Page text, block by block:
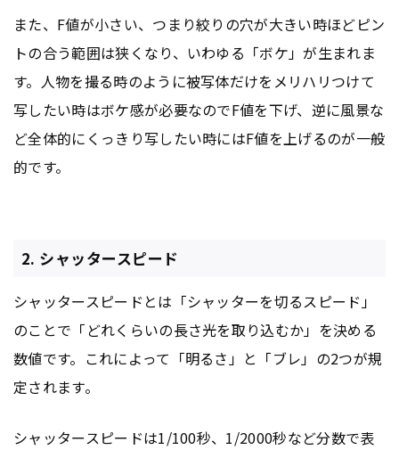
また、F値が小さい、つまり絞りの穴が大きい時ほどピン
トの合う範囲は狭くなり、いわゆる「ボケ」が生まれま
す。人物を撮る時のように被写体だけをメリハリつけて
写したい時はボケ感が必要なのでF値を下げ、逆に風景な
ど全体的にくっきり写したい時にはF値を上げるのが一般
的です。
2. シャッタースピード
シャッタースピードとは「シャッターを切るスピード」
のことで「どれくらいの長さ光を取り込むか」を決める
数値です。これによって「明るさ」と「ブレ」の2つが規
定されます。
シャッタースピードは1/100秒、1/2000秒など分数で表